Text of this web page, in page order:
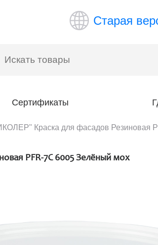
Старая
Сертификаты
Краска для фасадов Резиновая
PFR-7C 6005 Зелёный мох